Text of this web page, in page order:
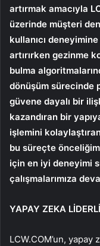
artırmak amacıyla
üzerinde müşteri
kullanıcı
artırırken gezinme
bulma
dönüşüm sürecinde
güvene dayalı bir
kazandıran bir
işlemini
bu süreçte
için en iyi deneyimi
çalışmalarımıza
YAPAY ZEKA
LCW.COM’un,